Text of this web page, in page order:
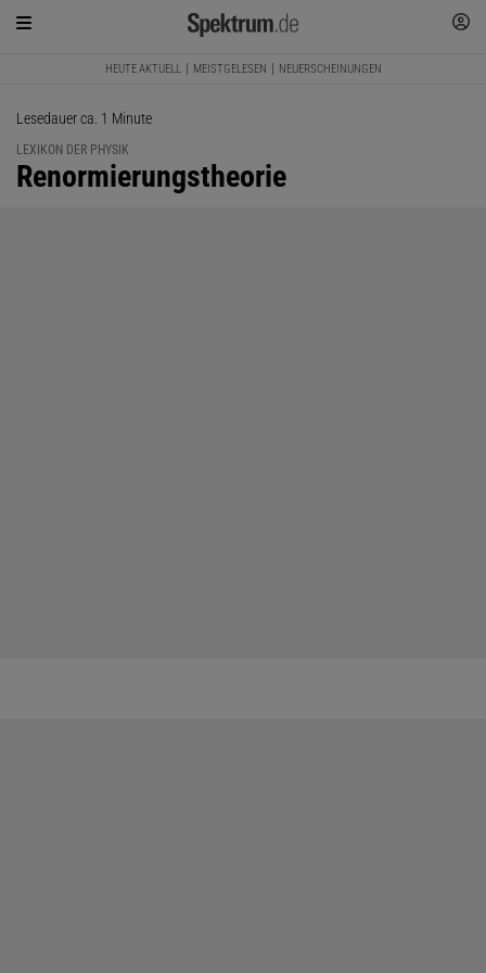
HEUTE AKTUELL MEISTGELESEN NEUERSCHEINUNGEN
Lesedauer ca. 1 Minute
LEXIKON DER PHYSIK
:
Renormierungstheorie